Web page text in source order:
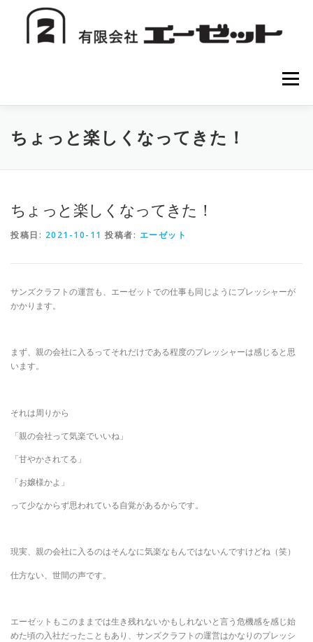
キ
メニュー
HOME 会社案内 注文方法 初めての方へ
ちょっと楽しくなってきた！
ちょっと楽しくなってきた！
投稿日: 2021-10-11 投稿者: エーゼット
サンズクラフトの運営も、エーゼットでの仕事も同じようにプレッシャーが
かかります。
まず、親の会社に入るってそれだけである程度のプレッシャーは感じると思
います。
それは周りから
「親の会社って気楽でいいね」
「甘やかされてる」
「お嬢様かよ」
って少なからず思われている自覚があるからです。
現実、親の会社に入るのはそんなに気楽なもんではないんですけどね（笑）
仕方ない、世間の声です。
エーゼットもこのままでは生き残れないかもしれないと言う危機感を感じ始
めた頃の入社だったこともあり、サンズクラフトの運営はかなりのプレッシ